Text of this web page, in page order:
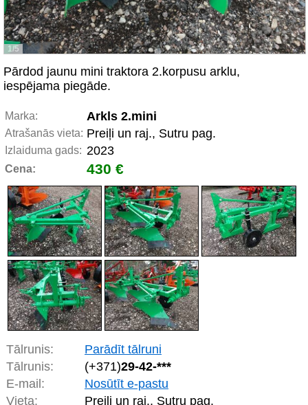
1/5
Pārdod jaunu mini traktora 2.korpusu arklu,
iespējama piegāde.
Marka: Arkls 2.mini
Atrašanās vieta: Preiļi un raj., Sutru pag.
Izlaiduma gads: 2023
Cena: 430 €
Tālrunis:
Parādīt tālruni
Tālrunis:
(+371)29-42-***
E-mail:
Nosūtīt e-pastu
Vieta:
Preiļi un raj., Sutru pag.